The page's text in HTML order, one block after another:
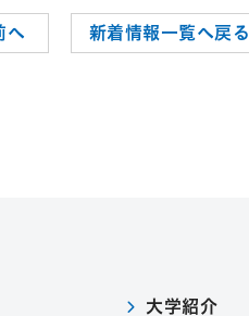
へ 新着情報一覧へ戻る
大学紹介